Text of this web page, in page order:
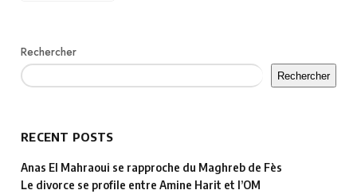
Rechercher
Rechercher
RECENT POSTS
Anas El Mahraoui se rapproche du Maghreb de Fès
Le divorce se profile entre Amine Harit et l’OM